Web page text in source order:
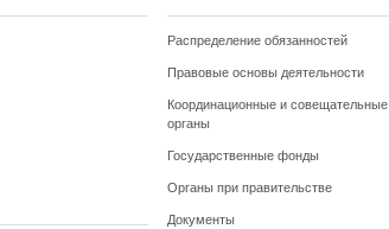
Распределение обязанностей
Правовые основы деятельности
Координационные и совещательные
органы
Государственные фонды
Органы при правительстве
Документы